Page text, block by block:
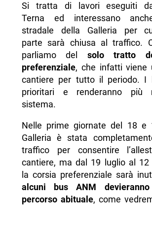
Si tratta di lavori eseguiti
Terna ed interessano
stradale della Galleria per
parte sarà chiusa al traffico.
parliamo del solo tratto
preferenziale, che infatti viene
cantiere per tutto il periodo. I
prioritari e renderanno più
sistema.
Nelle prime giornate del 18 e
Galleria è stata
traffico per consentire
cantiere, ma dal 19 luglio al 12
la corsia preferenziale sarà
alcuni bus ANM
percorso abituale, come